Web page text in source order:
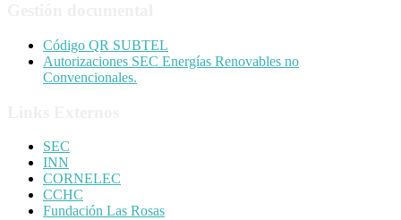
Código QR SUBTEL
Autorizaciones SEC Energías Renovables no
Convencionales.
SEC
INN
CORNELEC
CCHC
Fundación Las Rosas